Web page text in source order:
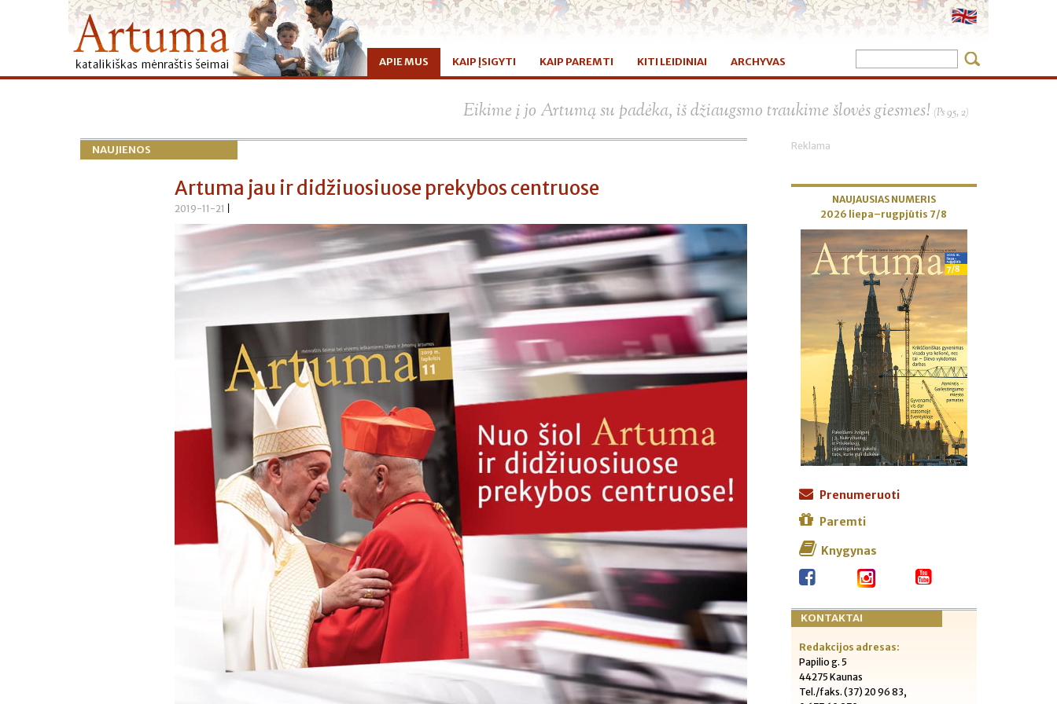
APIE MUS KAIP ĮSIGYTI KAIP PAREMTI KITI LEIDINIAI ARCHYVAS
Eikime į jo Artumą su padėka, iš džiaugsmo traukime šlovės giesmes! (Ps 95, 2)
NAUJIENOS
Artuma jau ir didžiuosiuose prekybos centruose
2019-11-21
Reklama
NAUJAUSIAS NUMERIS
2026 liepa–rugpjūtis 7/8
Prenumeruoti
Paremti
Knygynas
KONTAKTAI
Redakcijos adresas:
Papilio g. 5
44275 Kaunas
Tel./faks. (37) 20 96 83,